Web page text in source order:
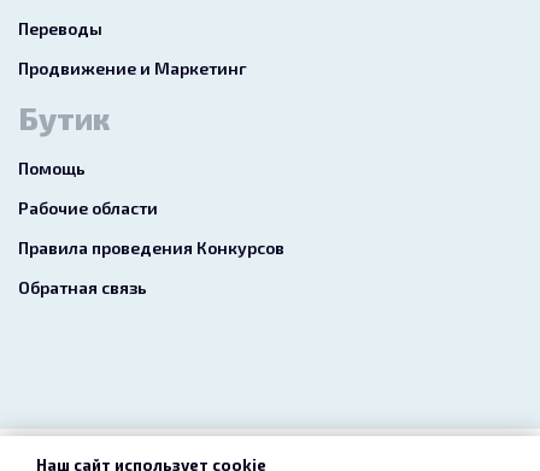
Переводы
Продвижение и Маркетинг
Бутик
Помощь
Рабочие области
Правила проведения Конкурсов
Обратная связь
Наш сайт использует cookie